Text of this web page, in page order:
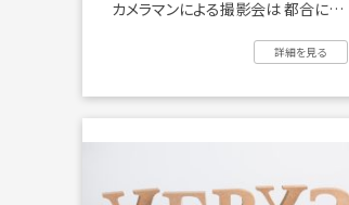
カメラマンによる撮影会は 都合によ
詳細を見る